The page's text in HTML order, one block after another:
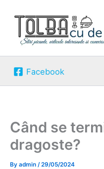
content
Facebook
Când se
dragoste?
By admin /29/05/2024